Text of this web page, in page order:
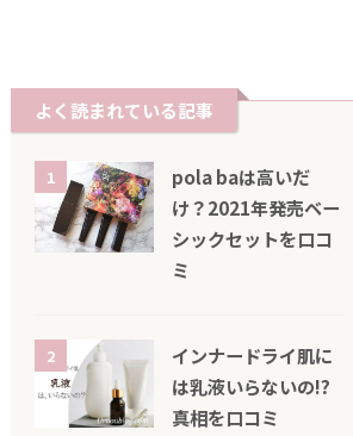
よく読まれている記事
1
pola baは高いだ
け？2021年発売ベー
シックセットを口コ
ミ
2
インナードライ肌に
は乳液いらないの!?
真相を口コミ